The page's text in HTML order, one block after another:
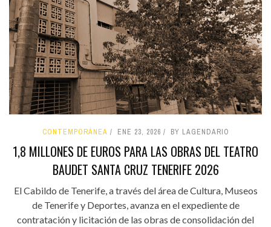
CONTEMPORÁNEA ENE 23, 2026 BY LAGENDARIO
1,8 MILLONES DE EUROS PARA LAS OBRAS DEL TEATRO
BAUDET SANTA CRUZ TENERIFE 2026
El Cabildo de Tenerife, a través del área de Cultura, Museos
de Tenerife y Deportes, avanza en el expediente de
contratación y licitación de las obras de consolidación del